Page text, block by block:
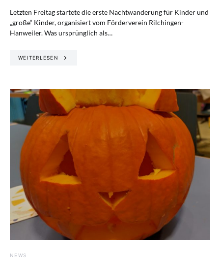
Letzten Freitag startete die erste Nachtwanderung für Kinder und
„große“ Kinder, organisiert vom Förderverein Rilchingen-
Hanweiler. Was ursprünglich als…
WEITERLESEN
NEWS